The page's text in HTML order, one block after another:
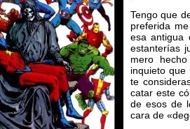
Tengo que
preferida
esa antigua
estanterías
mero
inquieto
te
catar este
de esos de
cara de